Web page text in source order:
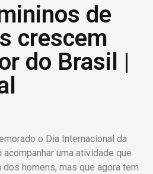
de
crescem
do Brasil |
o Dia Internacional da
acompanhar uma atividade que
homens, mas que agora tem